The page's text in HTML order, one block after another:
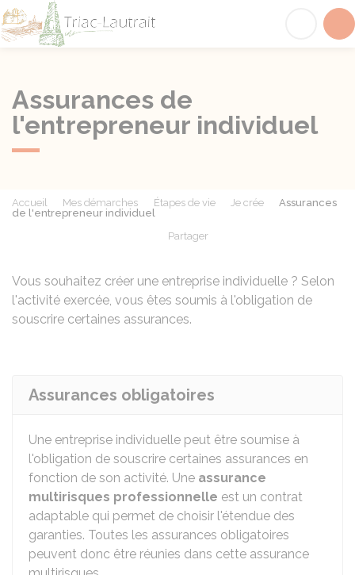
Assurances de
l'entrepreneur individuel
Accueil Mes démarches Étapes de vie Je crée
Assurances
de l'entrepreneur individuel
Partager
Vous souhaitez créer une entreprise individuelle ? Selon
l'activité exercée, vous êtes soumis à l'obligation de
souscrire certaines assurances.
Assurances obligatoires
Une entreprise individuelle peut être soumise à
l'obligation de souscrire certaines assurances en
fonction de son activité. Une assurance
multirisques professionnelle est un contrat
adaptable qui permet de choisir l'étendue des
garanties. Toutes les assurances obligatoires
peuvent donc être réunies dans cette assurance